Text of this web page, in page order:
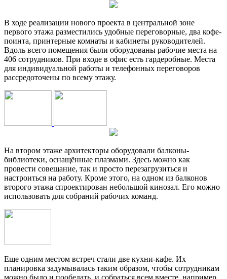
В ходе реализации нового проекта в центральной зоне
первого этажа разместились удобные переговорные, два кофе-
поинта, принтерные комнаты и кабинеты руководителей.
Вдоль всего помещения были оборудованы рабочие места на
406 сотрудников. При входе в офис есть гардеробные. Места
для индивидуальной работы и телефонных переговоров
рассредоточены по всему этажу.
На втором этаже архитекторы оборудовали балконы-
библиотеки, оснащённые плазмами. Здесь можно как
провести совещание, так и просто перезагрузиться и
настроиться на работу. Кроме этого, на одном из балконов
второго этажа спроектирован небольшой кинозал. Его можно
использовать для собраний рабочих команд.
Еще одним местом встреч стали две кухни-кафе. Их
планировка задумывалась таким образом, чтобы сотрудникам
можно было и пообедать, и собраться всем вместе, например,